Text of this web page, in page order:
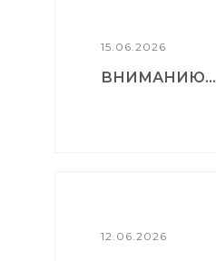
15.06.2026
ВНИМАНИЮ...
12.06.2026